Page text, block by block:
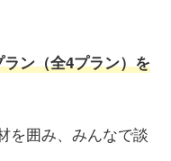
ン（全4プラン）を
を囲み、みんなで談